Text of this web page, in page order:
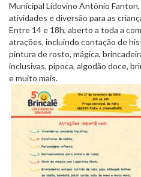
Municipal Lidovino Antônio
atividades e diversão para as
Entre 14 e 18h, aberto a toda a
atrações, incluindo contação de
pintura de rosto, mágica,
inclusivas, pipoca, algodão doce,
e muito mais.